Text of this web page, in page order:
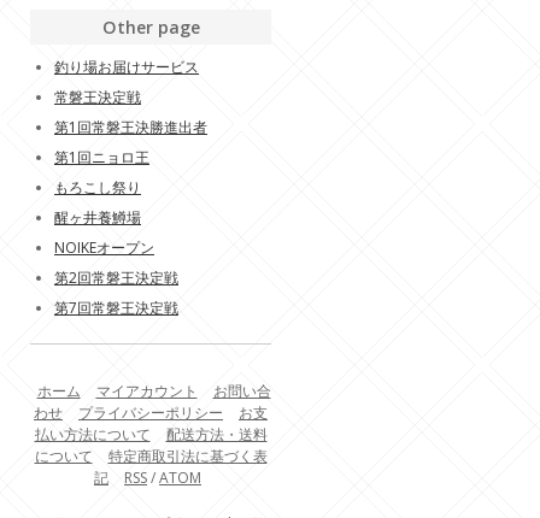
Other page
釣り場お届けサービス
常磐王決定戦
第1回常磐王決勝進出者
第1回ニョロ王
もろこし祭り
醒ヶ井養鱒場
NOIKEオープン
第2回常磐王決定戦
第7回常磐王決定戦
ホーム マイアカウント
お問い合
わせ
プライバシーポリシー
お支
払い方法について
配送方法・送料
について
特定商取引法に基づく表
記
RSS/ATOM